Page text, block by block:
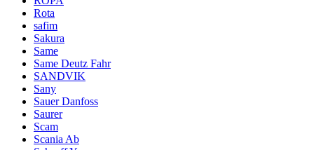
Rota
safim
Sakura
Same
Same Deutz Fahr
SANDVIK
Sany
Sauer Danfoss
Saurer
Scam
Scania Ab